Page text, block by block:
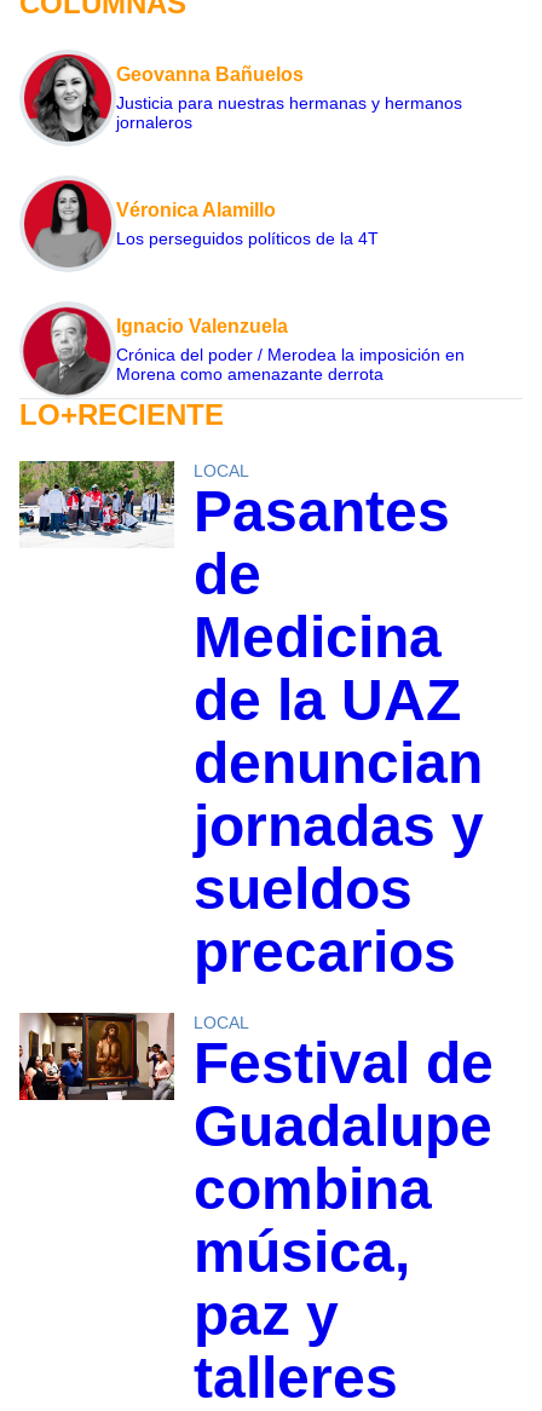
Geovanna Bañuelos
Justicia para nuestras hermanas y hermanos
jornaleros
Véronica Alamillo
Los perseguidos políticos de la 4T
Ignacio Valenzuela
Crónica del poder / Merodea la imposición en
Morena como amenazante derrota
LO+RECIENTE
LOCAL
Pasantes
de
Medicina
de la UAZ
denuncian
jornadas y
sueldos
precarios
LOCAL
Festival de
Guadalupe
combina
música,
paz y
talleres